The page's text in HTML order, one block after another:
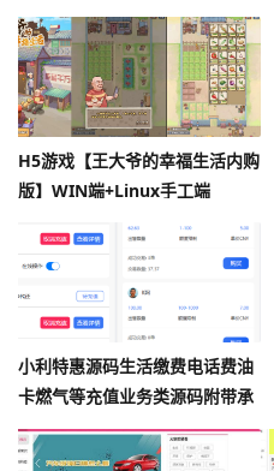
务平台二手租房物品交易
H5游戏【王大爷的幸福生活内购
版】WIN端+Linux手工端
小利特惠源码生活缴费电话费油
卡燃气等充值业务类源码附带承
兑系统